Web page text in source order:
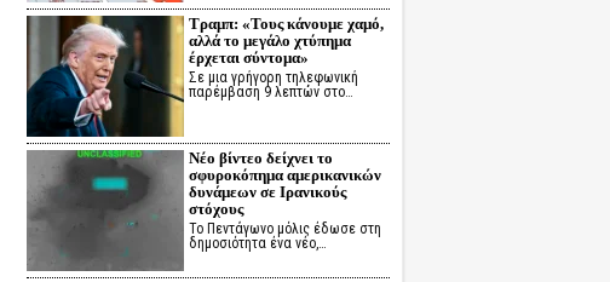
Τραμπ: «Τους κάνουμε χαμό,
αλλά το μεγάλο χτύπημα
έρχεται σύντομα»
Σε μια γρήγορη τηλεφωνική
παρέμβαση 9 λεπτών στο…
Νέο βίντεο δείχνει το
σφυροκόπημα αμερικανικών
δυνάμεων σε Ιρανικούς
στόχους
Το Πεντάγωνο μόλις έδωσε στη
δημοσιότητα ένα νέο,…